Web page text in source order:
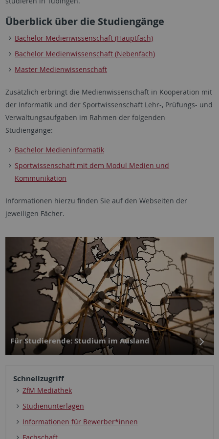
Überblick über die Studiengänge
Bachelor Medienwissenschaft (Hauptfach)
Bachelor Medienwissenschaft (Nebenfach)
Master Medienwissenschaft
Zusätzlich erbringt die Medienwissenschaft in Kooperation mit
der Informatik und der Sportwissenschaft Lehr-, Prüfungs- und
Verwaltungsaufgaben im Rahmen der folgenden
Studiengänge:
Bachelor Medieninformatik
Sportwissenschaft mit dem Modul Medien und
Kommunikation
Informationen hierzu finden Sie auf den Webseiten der
jeweiligen Fächer.
Für Studierende: Studium im Ausland
Schnellzugriff
ZfM Mediathek
Studien­unterlagen
Informationen für Bewerber*innen